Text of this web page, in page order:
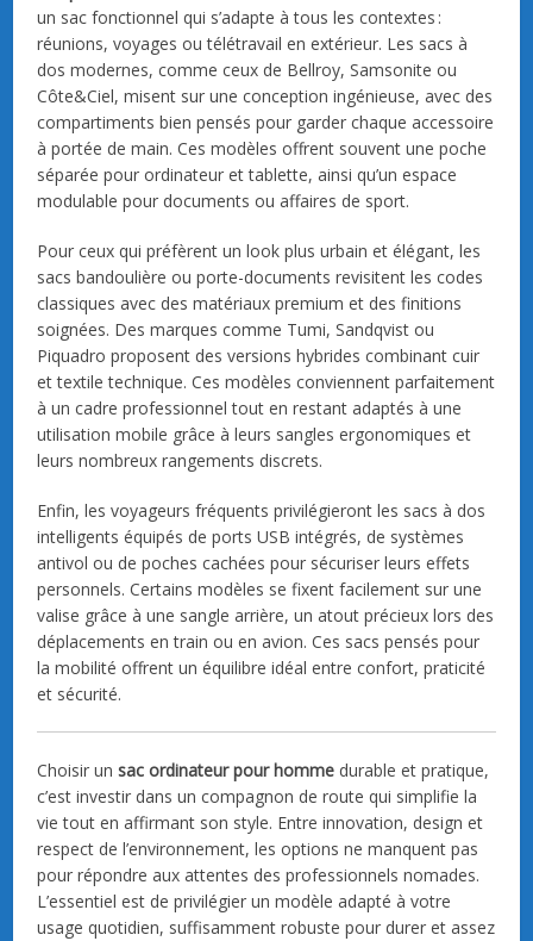
un sac fonctionnel qui s’adapte à tous les contextes :
réunions, voyages ou télétravail en extérieur. Les sacs à
dos modernes, comme ceux de Bellroy, Samsonite ou
Côte&Ciel, misent sur une conception ingénieuse, avec des
compartiments bien pensés pour garder chaque accessoire
à portée de main. Ces modèles offrent souvent une poche
séparée pour ordinateur et tablette, ainsi qu’un espace
modulable pour documents ou affaires de sport.
Pour ceux qui préfèrent un look plus urbain et élégant, les
sacs bandoulière ou porte-documents revisitent les codes
classiques avec des matériaux premium et des finitions
soignées. Des marques comme Tumi, Sandqvist ou
Piquadro proposent des versions hybrides combinant cuir
et textile technique. Ces modèles conviennent parfaitement
à un cadre professionnel tout en restant adaptés à une
utilisation mobile grâce à leurs sangles ergonomiques et
leurs nombreux rangements discrets.
Enfin, les voyageurs fréquents privilégieront les sacs à dos
intelligents équipés de ports USB intégrés, de systèmes
antivol ou de poches cachées pour sécuriser leurs effets
personnels. Certains modèles se fixent facilement sur une
valise grâce à une sangle arrière, un atout précieux lors des
déplacements en train ou en avion. Ces sacs pensés pour
la mobilité offrent un équilibre idéal entre confort, praticité
et sécurité.
Choisir unsac ordinateur pour homme durable et pratique,
c’est investir dans un compagnon de route qui simplifie la
vie tout en affirmant son style. Entre innovation, design et
respect de l’environnement, les options ne manquent pas
pour répondre aux attentes des professionnels nomades.
L’essentiel est de privilégier un modèle adapté à votre
usage quotidien, suffisamment robuste pour durer et assez